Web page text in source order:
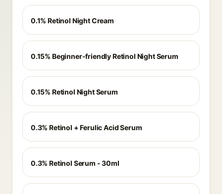
0.1% Retinol Night Cream
0.15% Beginner-friendly Retinol Night Serum
0.15% Retinol Night Serum
0.3% Retinol + Ferulic Acid Serum
0.3% Retinol Serum - 30ml